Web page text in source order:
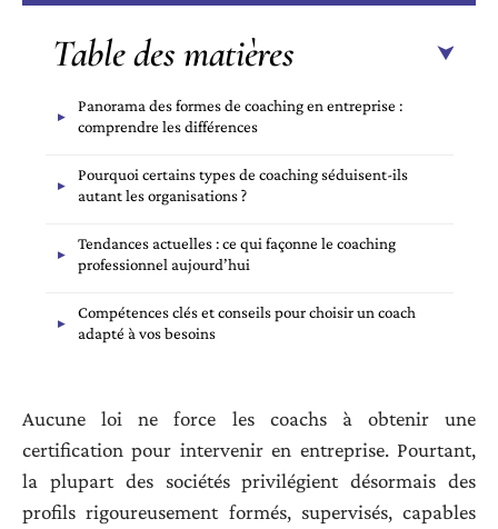
Table des matières
Panorama des formes de coaching en entreprise :
comprendre les différences
Pourquoi certains types de coaching séduisent-ils
autant les organisations ?
Tendances actuelles : ce qui façonne le coaching
professionnel aujourd’hui
Compétences clés et conseils pour choisir un coach
adapté à vos besoins
Aucune loi ne force les coachs à obtenir une
certification pour intervenir en entreprise. Pourtant,
la plupart des sociétés privilégient désormais des
profils rigoureusement formés, supervisés, capables